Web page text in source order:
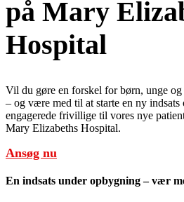
på Mary
Hospital
Vil du gøre en forskel for børn, unge
– og være med til at starte en ny
engagerede frivillige til vores nye
Mary Elizabeths Hospital.
Ansøg nu
En indsats under opbygning – vær